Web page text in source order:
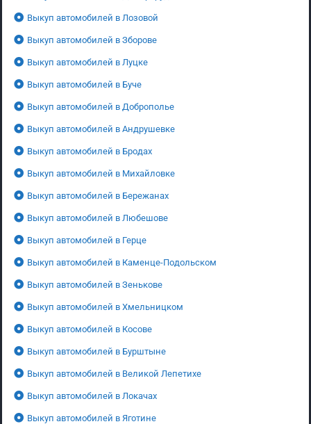
Выкуп автомобилей в Лозовой
Выкуп автомобилей в Зборове
Выкуп автомобилей в Луцке
Выкуп автомобилей в Буче
Выкуп автомобилей в Доброполье
Выкуп автомобилей в Андрушевке
Выкуп автомобилей в Бродах
Выкуп автомобилей в Михайловке
Выкуп автомобилей в Бережанах
Выкуп автомобилей в Любешове
Выкуп автомобилей в Герце
Выкуп автомобилей в Каменце-Подольском
Выкуп автомобилей в Зенькове
Выкуп автомобилей в Хмельницком
Выкуп автомобилей в Косове
Выкуп автомобилей в Бурштыне
Выкуп автомобилей в Великой Лепетихе
Выкуп автомобилей в Локачах
Выкуп автомобилей в Яготине